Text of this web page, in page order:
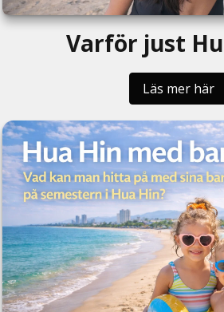
Varför just
Läs mer här